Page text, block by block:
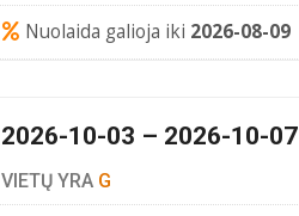
Nuolaida galioja iki 2026-08-09
2026-10-03 – 2026-10-07
VIETŲ YRA G